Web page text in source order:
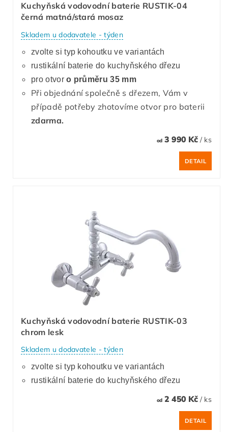
Kuchyňská vodovodní baterie RUSTIK-04
černá matná/stará mosaz
Skladem u dodavatele - týden
zvolte si typ kohoutku ve variantách
rustikální baterie do kuchyňského dřezu
pro otvoro průměru 35 mm
Při objednání společně s dřezem, Vám v
případě potřeby zhotovíme otvor pro baterii
zdarma.
od3 990 Kč / ks
DETAIL
Kuchyňská vodovodní baterie RUSTIK-03
chrom lesk
Skladem u dodavatele - týden
zvolte si typ kohoutku ve variantách
rustikální baterie do kuchyňského dřezu
od2 450 Kč / ks
DETAIL